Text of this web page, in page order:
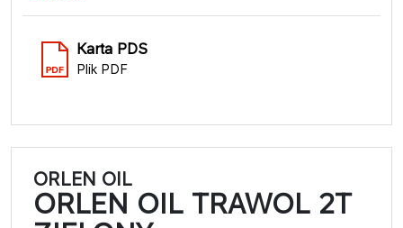
Karta PDS
Plik PDF
ORLEN OIL
ORLEN OIL TRAWOL 2T